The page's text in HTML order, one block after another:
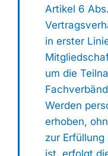
Artikel 6
in erster
um die
Werden
erhoben,
zur
ist, erfolgt